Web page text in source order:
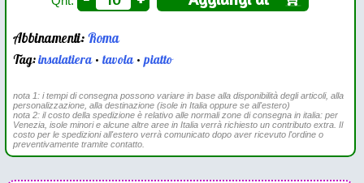
Abbinamenti:Roma
Tag:insalatiera•tavola•piatto
nota 1: i tempi di consegna possono variare in base alla disponibilità degli articoli, alla
personalizzazione, alla destinazione (isole in Italia oppure se all'estero)
nota 2: il costo della spedizione è relativo alle normali zone di consegna in italia: per
Venezia, isole minori e alcune altre aree in Italia verrà richiesto un contributo extra. Il
costo per le spedizioni all'estero verrà comunicato dopo aver ricevuto l'ordine o
preventivamente tramite contatto.